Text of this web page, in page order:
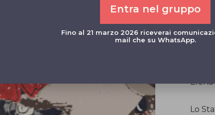
Elena
Lo
Entra nel gruppo
Fino al 21 marzo 2026 riceverai
mail che su WhatsApp.